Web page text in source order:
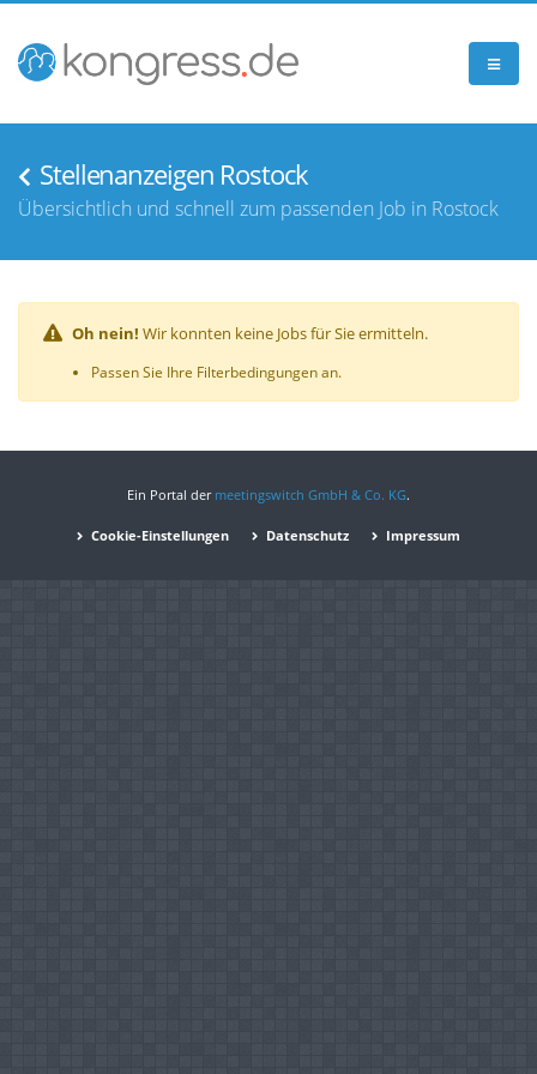
Stellenanzeigen Rostock
Übersichtlich und schnell zum passenden Job in Rostock
Oh nein! Wir konnten keine Jobs für Sie ermitteln.
Passen Sie Ihre Filterbedingungen an.
Ein Portal der meetingswitch GmbH & Co. KG.
Cookie-Einstellungen Datenschutz Impressum